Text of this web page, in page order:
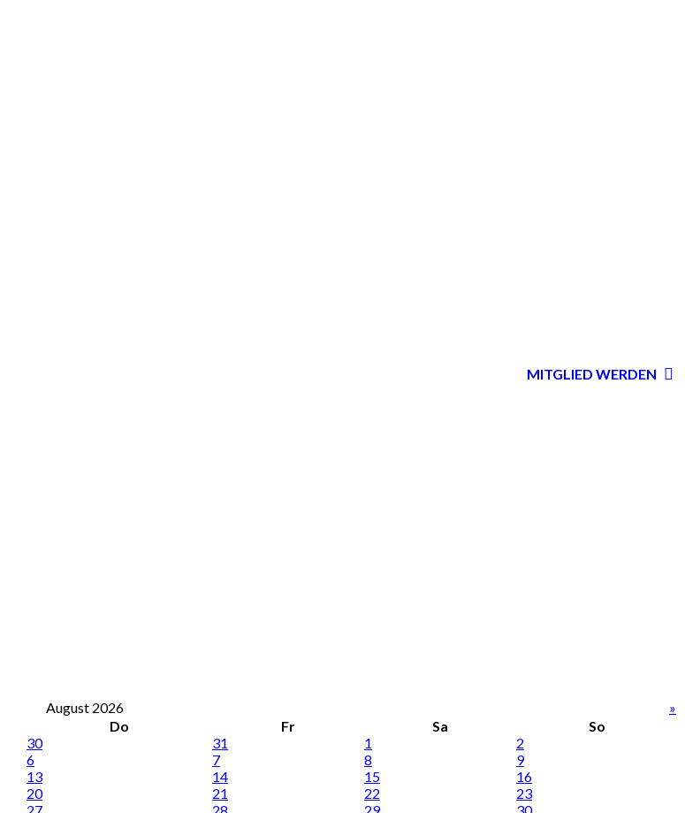
MITGLIED WERDEN
August 2026
»
Do Fr Sa
So
30 31 1
2
6 7 8
9
13 14 15
16
20 21 22
23